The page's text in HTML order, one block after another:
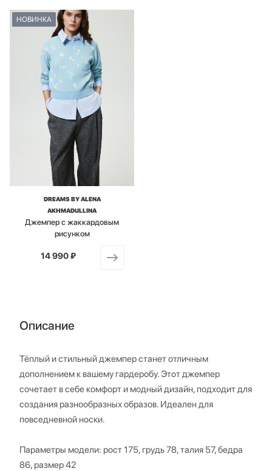
НОВИНКА
DREAMS BY ALENA
AKHMADULLINA
Джемпер с жаккардовым
рисунком
от
14 990 ₽
Описание
Тёплый и стильный джемпер станет отличным
дополнением к вашему гардеробу. Этот джемпер
сочетает в себе комфорт и модный дизайн, подходит для
создания разнообразных образов. Идеален для
повседневной носки.
Параметры модели: рост 175, грудь 78, талия 57, бедра
86, размер 42